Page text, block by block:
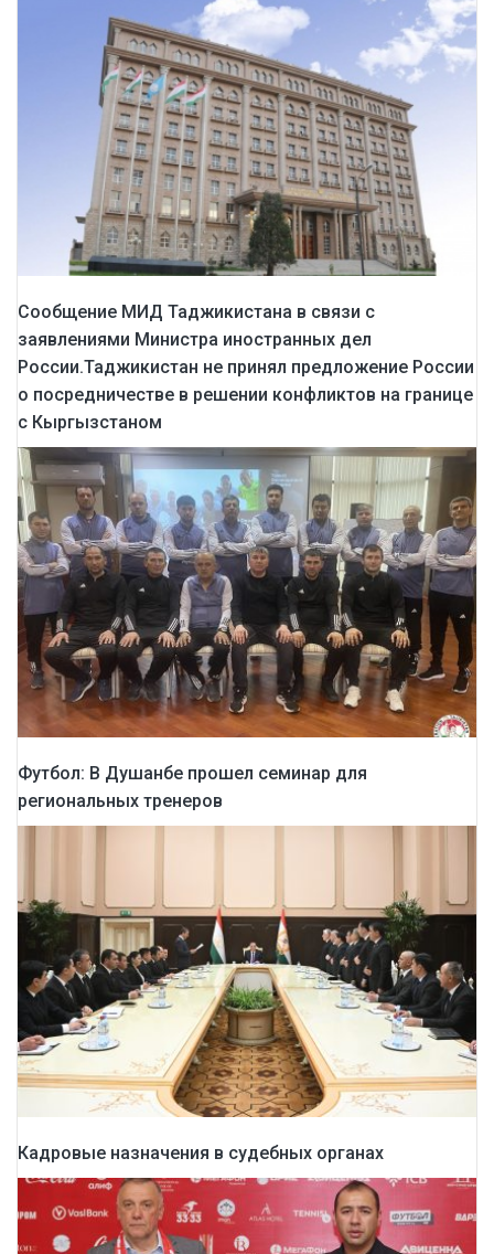
Сообщение МИД Таджикистана в связи с
заявлениями Министра иностранных дел
России.Таджикистан не принял предложение России
о посредничестве в решении конфликтов на границе
с Кыргызстаном
Футбол: В Душанбе прошел семинар для
региональных тренеров
Кадровые назначения в судебных органах